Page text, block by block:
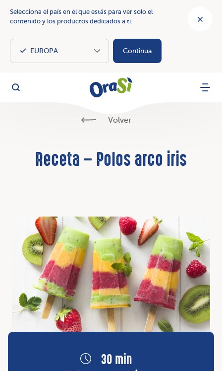
Selecciona el país en el que estás para ver solo el
contenido y los productos dedicados a ti.
Continua
OraSì
Busca Menu
Volver
Receta – Polos arco iris
30 min